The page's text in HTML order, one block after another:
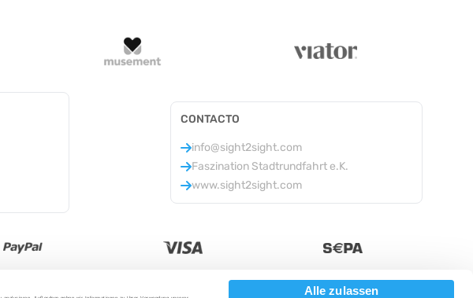
Alle zulassen
CONTACTO
info@sight2sight.com
Faszination Stadtrundfahrt e.K.
www.sight2sight.com